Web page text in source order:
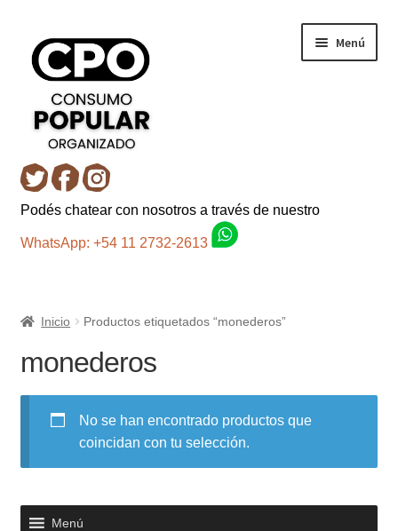
navegación
contenido
Menú
Inicio
Carro
Fondo AC
Mi cuenta
Noticias
Preguntas Frecuentes
Receso de verano
Podés chatear con nosotros a través de nuestro
WhatsApp: +54 11 2732-2613
Inicio Productos etiquetados “monederos”
monederos
No se han encontrado productos que
coincidan con tu selección.
Menú